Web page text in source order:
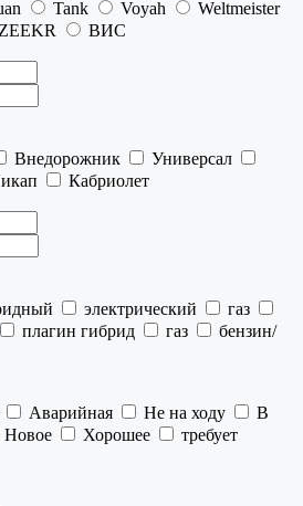
Tank Voyah
Weltmeister
ZEEKR
ВИС
Внедорожник
Универсал
Кабриолет
электрический
газ
плагин гибрид газ
бензин/
Аварийная Не на ходу
В
Новое Хорошее
требует